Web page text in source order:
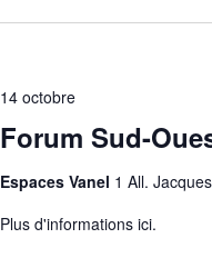
Forum Sud-
14 octobre
Espaces Vanel 1 All.
Plus d'informations ici.